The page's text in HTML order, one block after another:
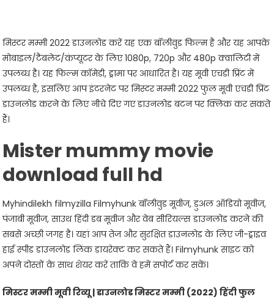
मिस्टर मम्मी 2022 डाउनलोड करें यह एक बॉलीवुड फिल्म है और यह आपके
मोबाइल/टैबलेट/कंप्यूटर के लिए 1080p, 720p और 480p क्वालिटी में
उपलब्ध है। यह फिल्म कॉमेडी, ड्रामा पर आधारित है। यह मूवी एचडी प्रिंट में
उपलब्ध है, इसलिए आप इंटरनेट पर मिस्टर मम्मी 2022 फुल मूवी एचडी प्रिंट
डाउनलोड करने के लिए नीचे दिए गए डाउनलोड बटन पर क्लिक कर सकते
हैं।
Mister mummy movie
download full hd
Myhindilekh filmyzilla Filmyhunk बॉलीवुड मूवीज, डुअल ऑडियो मूवीज,
पंजाबी मूवीज, साउथ हिंदी डब मूवीज और वेब सीरियल्स डाउनलोड करने की
सबसे अच्छी जगह है। यहां आप तेज और सुरक्षित डाउनलोड के लिए जी-ड्राइव
हाई स्पीड डाउनलोड लिंक डायरेक्ट कर सकते हैं। Filmyhunk साइट को
अपने दोस्तों के साथ शेयर करें ताकि वे हमें सपोर्ट कर सकें।
मिस्टर मम्मी मूवी रिव्यू| डाउनलोड मिस्टर मम्मी (2022) हिंदी फुल